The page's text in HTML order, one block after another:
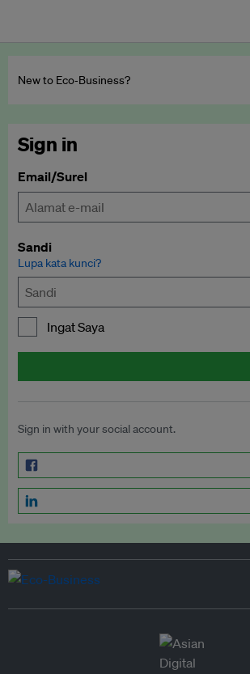
New to Eco‑Business?
Sign in
Email/Surel
Sandi
Lupa kata kunci?
Ingat Saya
Sign in with your social account.